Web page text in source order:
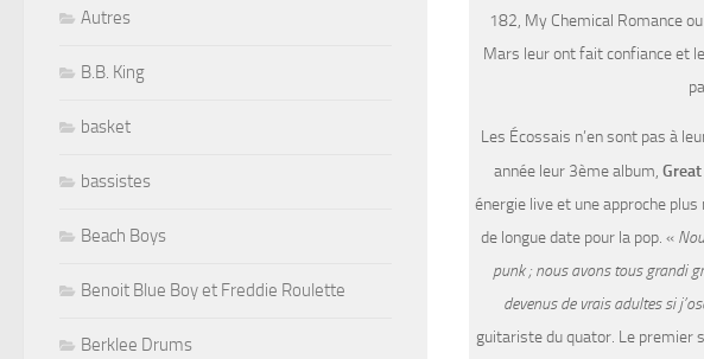
182, My Chemical Romance
Mars leur ont fait confiance et
Les Écossais n’en sont pas à
année leur 3ème album,
énergie live et une approche
de longue date pour la pop. «
punk ; nous avons tous grandi
devenus de vrais adultes si
guitariste du quator. Le premier
Autres
B.B. King
basket
bassistes
Beach Boys
Benoit Blue Boy et Freddie Roulette
Berklee Drums